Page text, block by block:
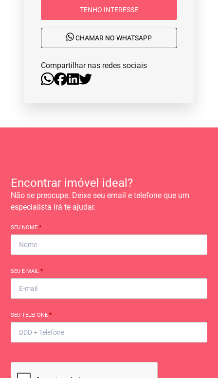
TENHO INTERESSE
CHAMAR NO WHATSAPP
Compartilhar nas redes sociais
Encontrar imóvel ideal?
Não se preocupe. Deixe seu email e telefone que um
especialista irá te ajudar.
SEU NOME*
SEU E-MAIL*
SEU TELEFONE*